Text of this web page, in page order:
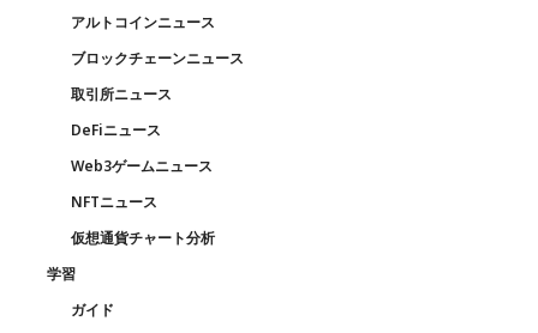
アルトコインニュース
ブロックチェーンニュース
取引所ニュース
DeFiニュース
Web3ゲームニュース
NFTニュース
仮想通貨チャート分析
学習
ガイド